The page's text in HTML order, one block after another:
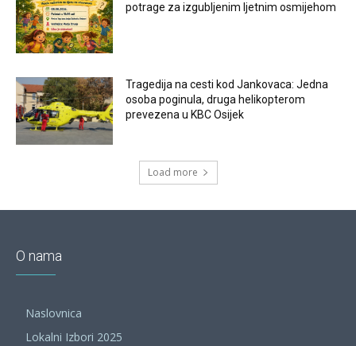
potrage za izgubljenim ljetnim osmijehom
Tragedija na cesti kod Jankovaca: Jedna
osoba poginula, druga helikopterom
prevezena u KBC Osijek
Load more
O nama
Naslovnica
Lokalni Izbori 2025